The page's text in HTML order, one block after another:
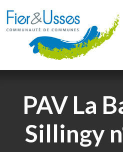
Aller à la recherche
PAV La
Sillingy